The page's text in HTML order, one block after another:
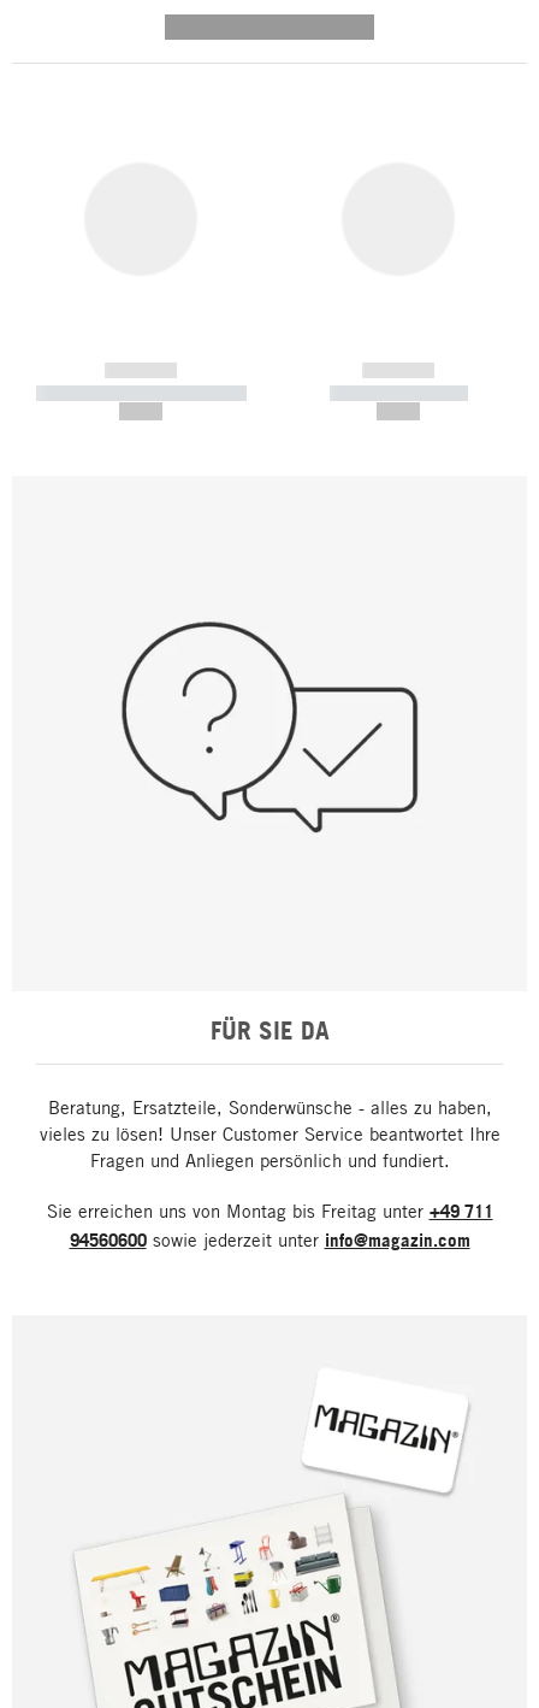
------------
----------- ----------- -----------
------------
----------- -----------
FÜR SIE DA
Beratung, Ersatzteile, Sonderwünsche - alles zu haben,
vieles zu lösen! Unser Customer Service beantwortet Ihre
Fragen und Anliegen persönlich und fundiert.
Sie erreichen uns von Montag bis Freitag unter +49 711
94560600sowie jederzeit unter info@magazin.com